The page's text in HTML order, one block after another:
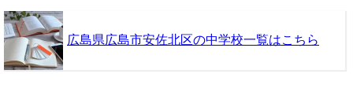
広島県広島市安佐北区の中学校一覧はこちら